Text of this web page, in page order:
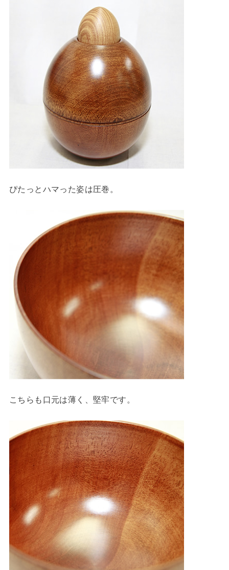
ぴたっとハマった姿は圧巻。
こちらも口元は薄く、堅牢です。